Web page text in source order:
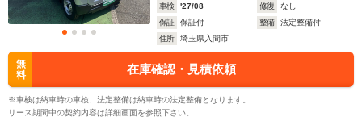
WLTCモード
燃費
14.7～15.6km/L
└市街地:13.1～
14.2km/L
16.7km/L
車検
'27/08 修復
なし
保証
保証付 整備
法定整備付
住所
埼玉県入間市
無
料
在庫確認・見積依頼
※車検は納車時の車検、法定整備は納車時の法定整備となります。
リース期間中の契約内容は詳細画面を参照下さい。